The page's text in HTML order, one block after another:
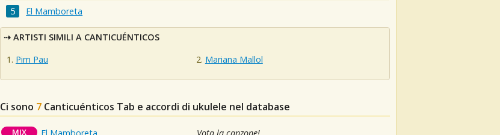
El Mamboreta
ARTISTI SIMILI A CANTICUÉNTICOS
Pim Pau
Mariana Mallol
Ci sono 7 Canticuénticos Tab e accordi di ukulele nel database
MIX El Mamboreta Vota la canzone!